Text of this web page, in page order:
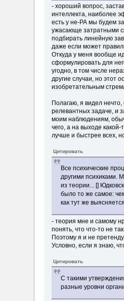
- хороший вопрос,
интеллекта, наиболее
есть у не-РА мы будем
ужасающе затратными
подбирать линейную
даже если может
Откуда у меня вообще
сформулировать для
угодно, в том числе
другие случаи, но этот
изобретательным
Полагаю, я видел
релевантных задаче, и
моим наблюдениям,
чего, а на выходе
лучше и быстрее всех,
Цитировать
Все психические
другими психиками.
из теории... []
было то же самое:
как тут же
- теория мне и самому
понять, что что-то не
Поэтому я и не
Условно, если я знаю,
Цитировать
С такими
разные уровни